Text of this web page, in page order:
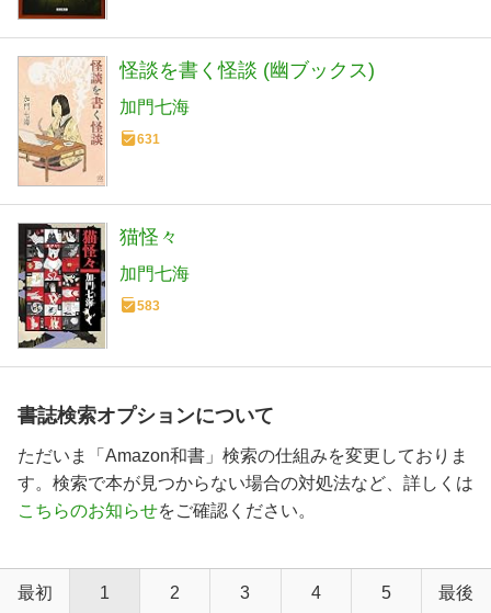
怪談を書く怪談 (幽ブックス)
加門七海
631
猫怪々
加門七海
583
書誌検索オプションについて
ただいま「Amazon和書」検索の仕組みを変更しておりま
す。検索で本が見つからない場合の対処法など、詳しくは
こちらのお知らせをご確認ください。
最初 1 2 3 4 5 最後